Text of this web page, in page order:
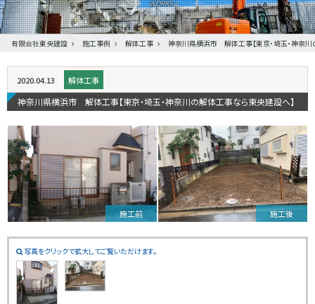
有限会社東央建設 施工事例 解体工事 神奈川県横浜市 解体工事【東京・埼玉・神奈
2020.04.13 解体工事
神奈川県横浜市 解体工事【東京・埼玉・神奈川の解体工事なら東央建設へ】
施工前 施工後
写真をクリックで拡大してご覧いただけます。